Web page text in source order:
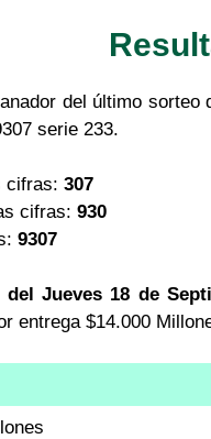
del último sorteo
serie 233.
cifras: 307
cifras: 930
9307
del Jueves 18 de
entrega $14.000